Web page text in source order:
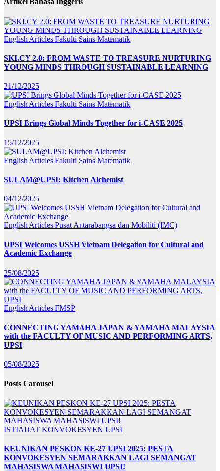
Artikel Bahasa Inggeris
English Articles Fakulti Sains Matematik
SKI.CY 2.0: FROM WASTE TO TREASURE NURTURING
YOUNG MINDS THROUGH SUSTAINABLE LEARNING
21/12/2025
English Articles Fakulti Sains Matematik
UPSI Brings Global Minds Together for i-CASE 2025
15/12/2025
English Articles Fakulti Sains Matematik
SULAM@UPSI: Kitchen Alchemist
04/12/2025
English Articles Pusat Antarabangsa dan Mobiliti (IMC)
UPSI Welcomes USSH Vietnam Delegation for Cultural and
Academic Exchange
25/08/2025
English Articles FMSP
CONNECTING YAMAHA JAPAN & YAMAHA MALAYSIA
with the FACULTY OF MUSIC AND PERFORMING ARTS,
UPSI
05/08/2025
Posts Carousel
ISTIADAT KONVOKESYEN UPSI
KEUNIKAN PESKON KE-27 UPSI 2025: PESTA
KONVOKESYEN SEMARAKKAN LAGI SEMANGAT
MAHASISWA MAHASISWI UPSI!